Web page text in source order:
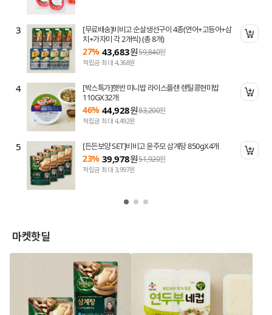
담기
담기
담기
3
[무료배송]비비고 순살생선구이 4종(연어+고등어+삼
치+가자미 각 2개씩) (총 8개)
27% 43,683원59,840원
적립금 최대 4,368원
4
[박스특가]햇반 미니밥 라이스플랜 렌틸콩현미밥
110GX32개
46% 44,928원83,200원
적립금 최대 4,492원
5 [든든보양 SET]비비고 윤주모 삼계탕 850gX4개
23% 39,978원51,920원
적립금 최대 3,997원
마켓핫딜